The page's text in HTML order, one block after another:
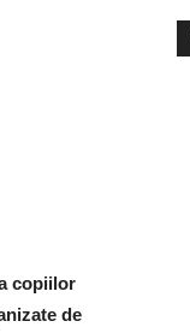
copiilor
de